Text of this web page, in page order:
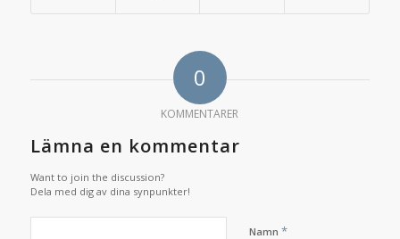
0
KOMMENTARER
Lämna en kommentar
Want to join the discussion?
Dela med dig av dina synpunkter!
Namn *